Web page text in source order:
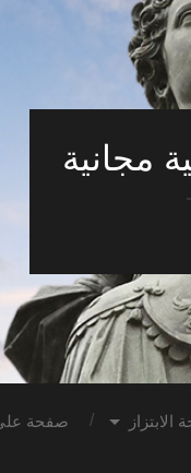
مجانية
صفحة